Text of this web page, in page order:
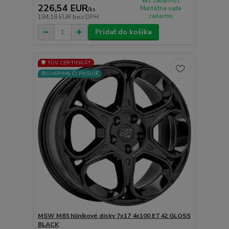
226,54 EUR/ks
184,18 EUR bez DPH
Montážna sada
zadarmo
Pridať do košíka
🛡️ TÜV CERTIFIKÁT
⚙️OVERÍME ČI PASUJE
MSW M83 hliníkové disky 7x17 4x100 ET42 GLOSS
BLACK